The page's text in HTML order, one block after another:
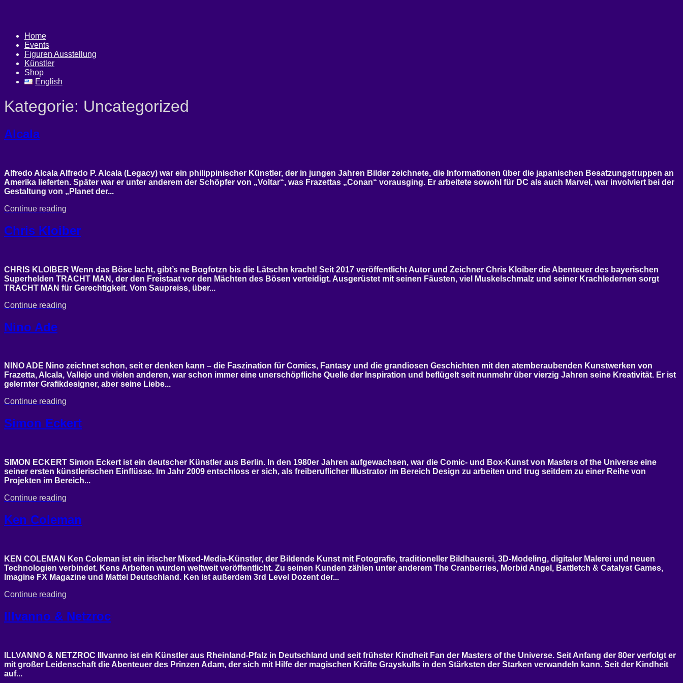
Home
Events
Figuren Ausstellung
Künstler
Shop
English
Kategorie: Uncategorized
Alcala
Alfredo Alcala Alfredo P. Alcala (Legacy) war ein philippinischer Künstler, der in jungen Jahren Bilder zeichnete, die Informationen über die japanischen Besatzungstruppen an
Amerika lieferten. Später war er unter anderem der Schöpfer von „Voltar“, was Frazettas „Conan“ vorausging. Er arbeitete sowohl für DC als auch Marvel, war involviert bei der
Gestaltung von „Planet der...
Continue reading
Chris Kloiber
CHRIS KLOIBER Wenn das Böse lacht, gibt’s ne Bogfotzn bis die Lätschn kracht! Seit 2017 veröffentlicht Autor und Zeichner Chris Kloiber die Abenteuer des bayerischen
Superhelden TRACHT MAN, der den Freistaat vor den Mächten des Bösen verteidigt. Ausgerüstet mit seinen Fäusten, viel Muskelschmalz und seiner Krachledernen sorgt
TRACHT MAN für Gerechtigkeit. Vom Saupreiss, über...
Continue reading
Nino Ade
NINO ADE Nino zeichnet schon, seit er denken kann – die Faszination für Comics, Fantasy und die grandiosen Geschichten mit den atemberaubenden Kunstwerken von
Frazetta, Alcala, Vallejo und vielen anderen, war schon immer eine unerschöpfliche Quelle der Inspiration und beflügelt seit nunmehr über vierzig Jahren seine Kreativität. Er ist
gelernter Grafikdesigner, aber seine Liebe...
Continue reading
Simon Eckert
SIMON ECKERT Simon Eckert ist ein deutscher Künstler aus Berlin. In den 1980er Jahren aufgewachsen, war die Comic- und Box-Kunst von Masters of the Universe eine
seiner ersten künstlerischen Einflüsse. Im Jahr 2009 entschloss er sich, als freiberuflicher Illustrator im Bereich Design zu arbeiten und trug seitdem zu einer Reihe von
Projekten im Bereich...
Continue reading
Ken Coleman
KEN COLEMAN Ken Coleman ist ein irischer Mixed-Media-Künstler, der Bildende Kunst mit Fotografie, traditioneller Bildhauerei, 3D-Modeling, digitaler Malerei und neuen
Technologien verbindet. Kens Arbeiten wurden weltweit veröffentlicht. Zu seinen Kunden zählen unter anderem The Cranberries, Morbid Angel, Battletch & Catalyst Games,
Imagine FX Magazine und Mattel Deutschland. Ken ist außerdem 3rd Level Dozent der...
Continue reading
Illvanno & Netzroc
ILLVANNO & NETZROC Illvanno ist ein Künstler aus Rheinland-Pfalz in Deutschland und seit frühster Kindheit Fan der Masters of the Universe. Seit Anfang der 80er verfolgt er
mit großer Leidenschaft die Abenteuer des Prinzen Adam, der sich mit Hilfe der magischen Kräfte Grayskulls in den Stärksten der Starken verwandeln kann. Seit der Kindheit
auf...